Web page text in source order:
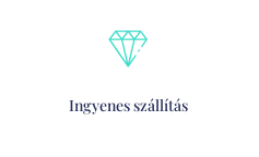
Ingyenes szállítás